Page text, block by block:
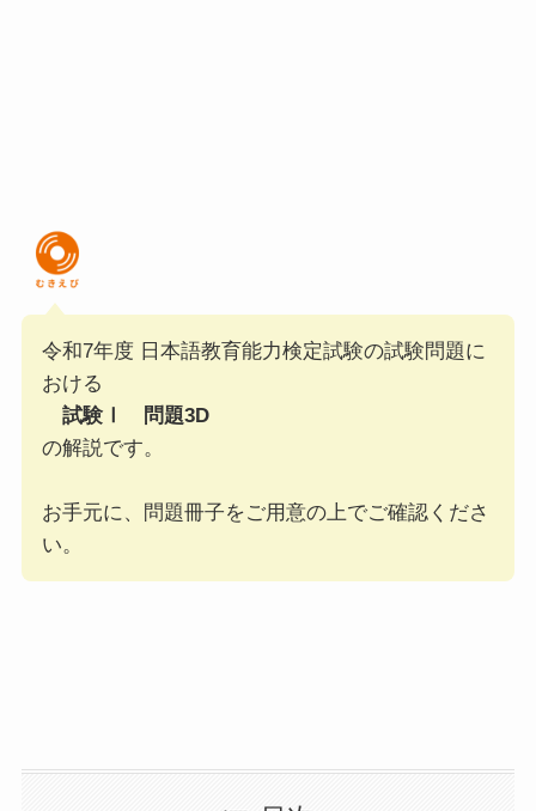
令和7年度 日本語教育能力検定試験の試験問題に
おける
試験Ⅰ 問題3D
の解説です。
お手元に、問題冊子をご用意の上でご確認くださ
い。